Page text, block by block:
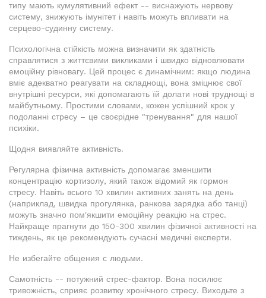
типу мають кумулятивний ефект -- виснажують нервову
систему, знижують імунітет і навіть можуть впливати на
серцево-судинну систему.
Психологічна стійкість можна визначити як здатність
справлятися з життєвими викликами і швидко відновлювати
емоційну рівновагу. Цей процес є динамічним: якщо людина
вміє адекватно реагувати на складнощі, вона зміцнює свої
внутрішні ресурси, які допомагають їй долати нові труднощі в
майбутньому. Простими словами, кожен успішний крок у
подоланні стресу – це своєрідне "тренування" для нашої
психіки.
Щодня виявляйте активність.
Регулярна фізична активність допомагає зменшити
концентрацію кортизолу, який також відомий як гормон
стресу. Навіть всього 10 хвилин активних занять на день
(наприклад, швидка прогулянка, ранкова зарядка або танці)
можуть значно пом'якшити емоційну реакцію на стрес.
Найкраще прагнути до 150-300 хвилин фізичної активності на
тиждень, як це рекомендують сучасні медичні експерти.
Не избегайте общения с людьми.
Самотність -- потужний стрес-фактор. Вона посилює
тривожність, сприяє розвитку хронічного стресу. Виходьте з